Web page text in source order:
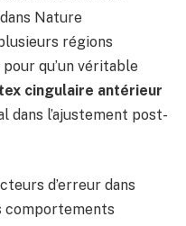
Nature
régions
qu’un véritable
cingulaire antérieur
dans l’ajustement post-
d’erreur dans
comportements